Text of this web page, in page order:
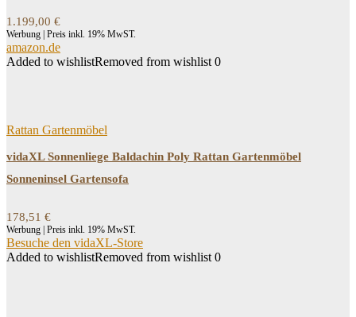
1.199,00 €
Werbung | Preis inkl. 19% MwST.
amazon.de
Added to wishlistRemoved from wishlist 0
Rattan Gartenmöbel
vidaXL Sonnenliege Baldachin Poly Rattan Gartenmöbel
Sonneninsel Gartensofa
178,51 €
Werbung | Preis inkl. 19% MwST.
Besuche den vidaXL-Store
Added to wishlistRemoved from wishlist 0